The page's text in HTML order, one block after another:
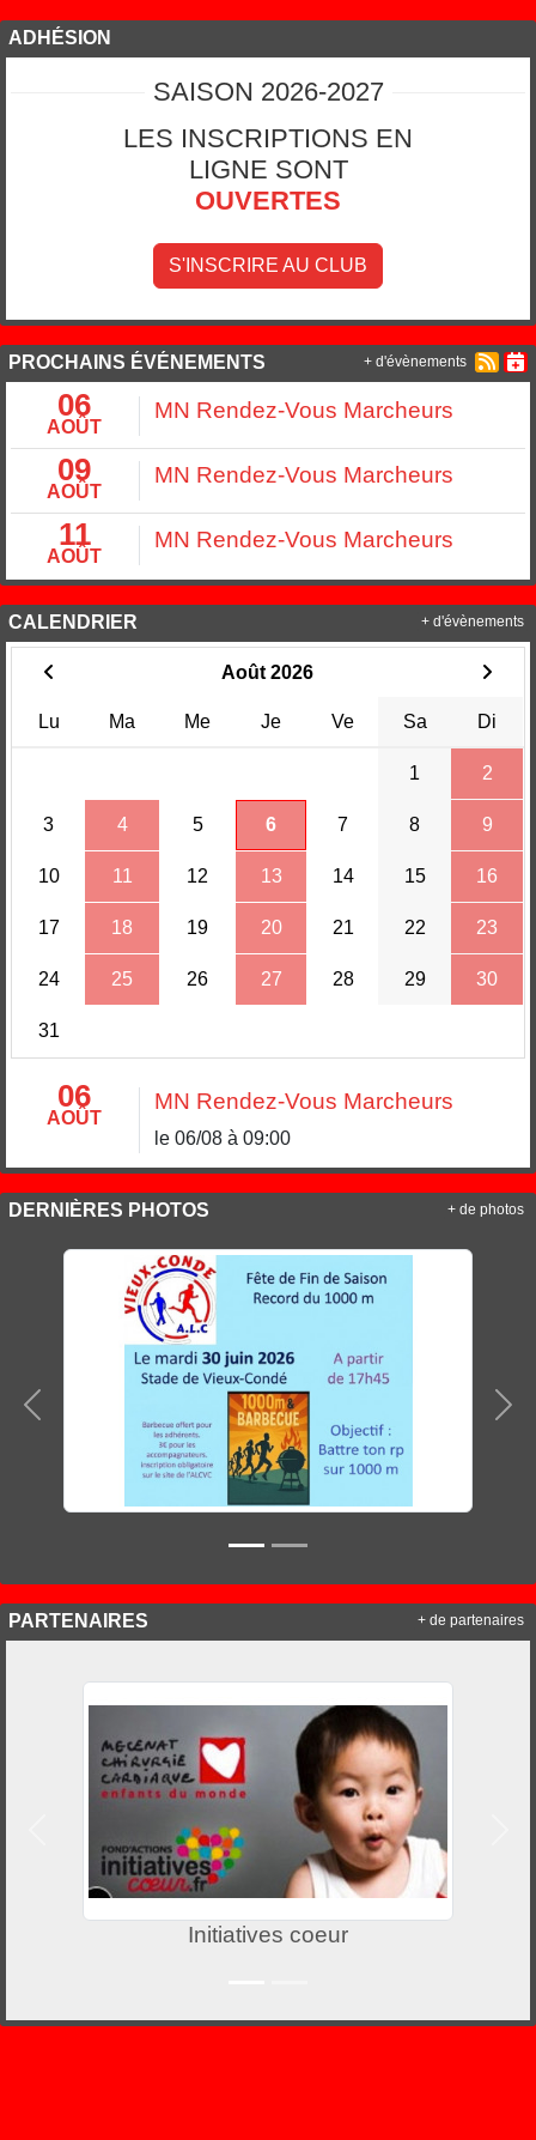
ADHÉSION
SAISON 2026-2027
LES INSCRIPTIONS EN
LIGNE SONT
OUVERTES
S'INSCRIRE AU CLUB
PROCHAINS ÉVÉNEMENTS
06
AOÛT
MN Rendez-Vous Marcheurs
09
AOÛT
MN Rendez-Vous Marcheurs
11
AOÛT
MN Rendez-Vous Marcheurs
+ d'évènements
CALENDRIER
Août 2026
Lu Ma Me Je Ve Sa Di
1 2
3 4 5 6 7 8 9
10 11 12 13 14 15 16
17 18 19 20 21 22 23
24 25 26 27 28 29 30
31
06
AOÛT
MN Rendez-Vous Marcheurs
le 06/08 à 09:00
+ d'évènements
DERNIÈRES PHOTOS
Précedent
+ de photos
PARTENAIRES
Initiatives coeur
Précedent
+ de partenaires